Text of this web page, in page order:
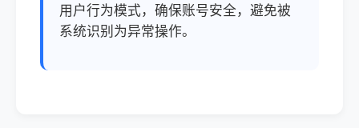
用户行为模式，确保账号安全，避免被
系统识别为异常操作。